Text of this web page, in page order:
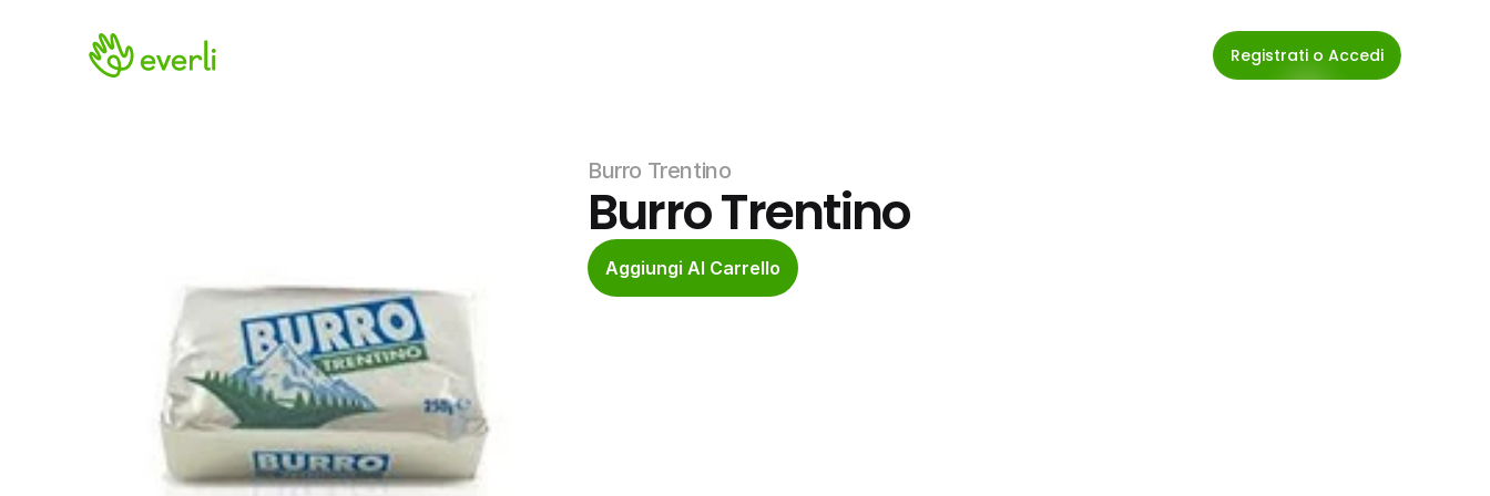
Registrati o Accedi
Burro Trentino
Burro Trentino
Aggiungi Al Carrello